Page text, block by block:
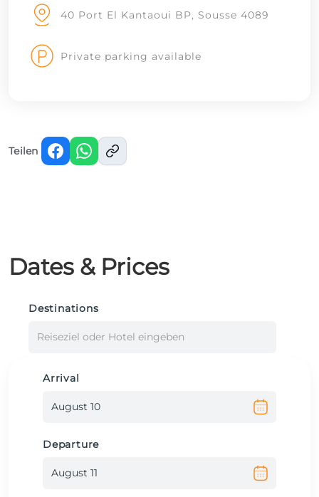
40 Port El Kantaoui BP, Sousse 4089
Private parking available
Teilen
Dates & Prices
Destinations
Reiseziel oder Hotel eingeben
Arrival
Departure